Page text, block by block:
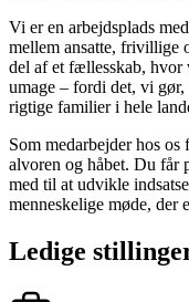
Vi er en arbejdsplads
mellem ansatte, frivillige
del af et fællesskab, hvor
umage – fordi det, vi
rigtige familier i hele
Som medarbejder hos
alvoren og håbet. Du får
med til at udvikle
menneskelige møde, der
Ledige